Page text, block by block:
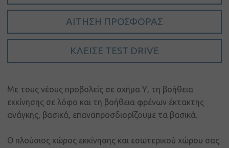
Γλώσσα
Αρχική
Όμιλος
Πηλακούτα
Μάρκες
Νέα &
εκδηλώσεις
Πωλήσεις
ΑΊΤΗΣΗ ΠΡΟΣΦΟΡΆΣ
ΚΛΕΊΣΕ TEST DRIVE
Με τους νέους προβολείς σε σχήμα Υ, τη βοήθεια
εκκίνησης σε λόφο και τη βοήθεια φρένων έκτακτης
ανάγκης, βασικά, επαναπροσδιορίζουμε τα βασικά.
Ο πλούσιος χώρος εκκίνησης και εσωτερικού χώρου σας